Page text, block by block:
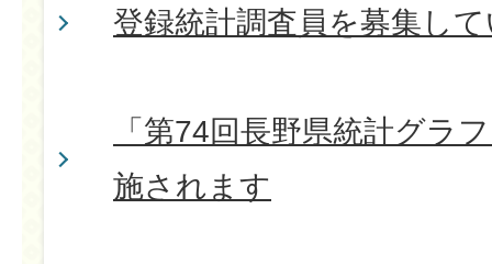
登録統計調査員を募集し
「第74回長野県統計グラ
施されます